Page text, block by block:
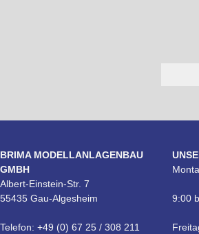
BRIMA MODELLANLAGENBAU
GMBH
Albert-Einstein-Str. 7
55435 Gau-Algesheim
Telefon: +49 (0) 67 25 / 308 211
9:00